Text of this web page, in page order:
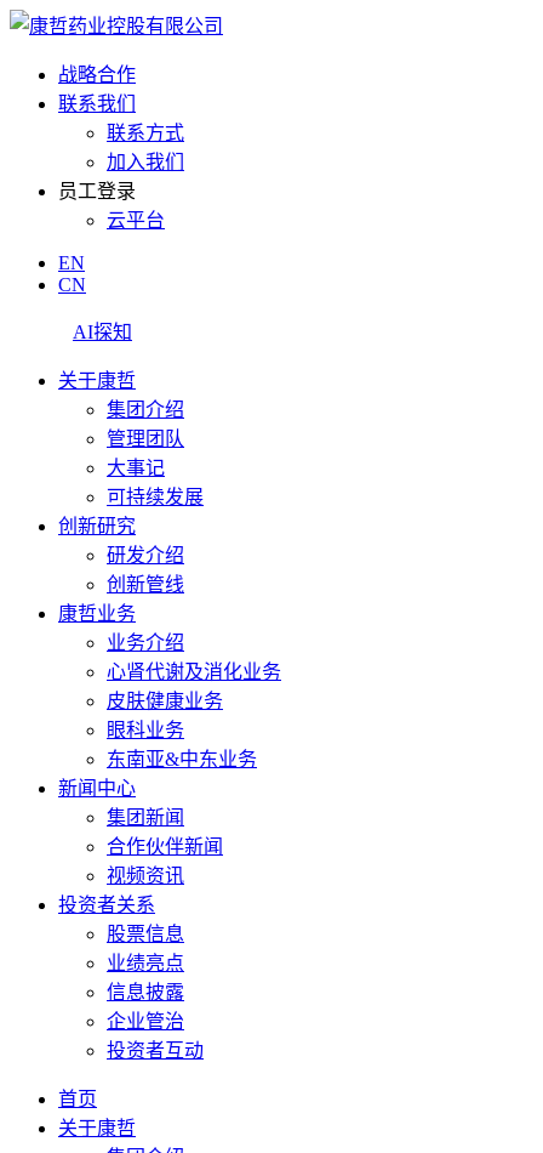
战略合作
联系我们
联系方式
加入我们
员工登录
云平台
EN
CN
AI探知
关于康哲
集团介绍
管理团队
大事记
可持续发展
创新研究
研发介绍
创新管线
康哲业务
业务介绍
心肾代谢及消化业务
皮肤健康业务
眼科业务
东南亚&中东业务
新闻中心
集团新闻
合作伙伴新闻
视频资讯
投资者关系
股票信息
业绩亮点
信息披露
企业管治
投资者互动
首页
关于康哲